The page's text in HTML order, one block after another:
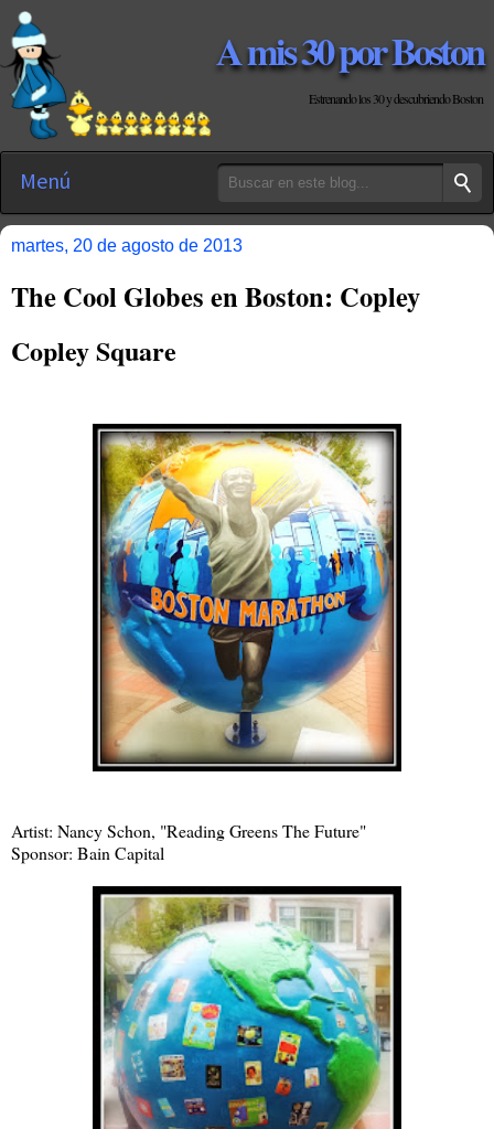
A mis 30 por Boston
Estrenando los 30 y descubriendo Boston
Menú
martes, 20 de agosto de 2013
The Cool Globes en Boston: Copley
Copley Square
Artist: Nancy Schon, "Reading Greens The Future"
Sponsor: Bain Capital